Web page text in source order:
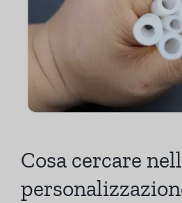
Cosa cercare